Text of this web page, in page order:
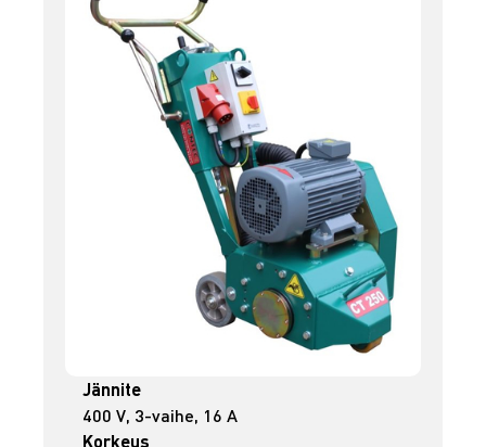
Jännite
400 V, 3-vaihe, 16 A
Korkeus